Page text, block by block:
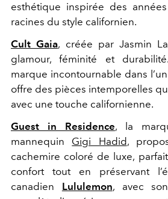
esthétique inspirée des
racines du style californien.
Cult Gaia, créée par Jasmin
glamour, féminité et
marque incontournable dans
offre des pièces intemporelles
avec une touche californienne.
Guest in Residence, la
mannequin Gigi Hadid,
cachemire coloré de luxe,
confort tout en préservant
canadien Lululemon, avec